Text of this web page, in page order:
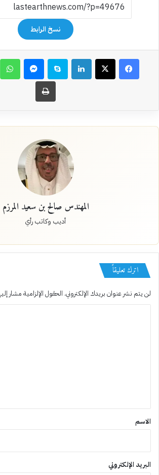
نسخ الرابط
فيسبوك‫X لينكدإن سكايب ماسنجر
طباعة
المهندس صالح بن سعيد المرزم
أديب وكاتب رأي
اترك تعليقاً
لن يتم نشر عنوان بريدك الإلكتروني. الحقول الإلزامية مشار
*
الاسم
البريد الإلكتروني